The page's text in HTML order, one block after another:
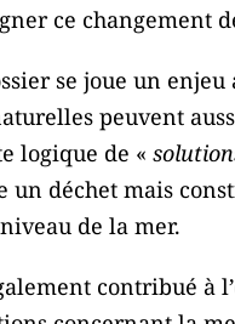
ce changement
se joue un
peuvent
logique de «
un déchet mais
de la mer.
contribué à